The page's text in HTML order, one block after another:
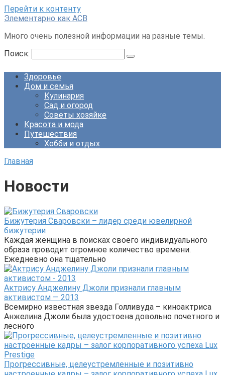
Перейти к контенту
Элементарно как ACB
Много очень полезной информации на разные темы.
Поиск:
Здоровье
Дом и семья
Кулинария
Сад и огород
Советы хозяйке
Красота и мода
Путешествия
Хобби и отдых
Главная
Новости
Бижутерия Сваровски – лидер среди ювелирной
бижутерии
Каждая женщина в поисках своего индивидуального
образа проводит огромное количество времени.
Ежедневно она тщательно
Актрису Анджелину Джоли признали главным
активистом — 2013
Всемирно известная звезда Голливуда – киноактриса
Анжелина Джоли была удостоена довольно почетного и
лесного
Прогрессивные, целеустремленные и позитивно